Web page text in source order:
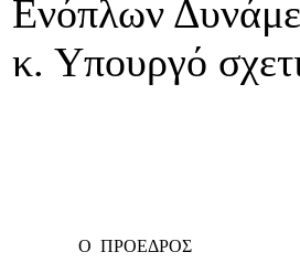
Ενόπλων
κ. Υπουργό
Ο ΠΡΟΕΔΡΟΣ